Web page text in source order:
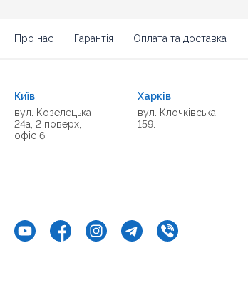
Про нас Гарантія Оплата та доставка
Київ
вул. Козелецька
24а, 2 поверх,
офіс 6.
Харків
вул. Клочківська,
159.